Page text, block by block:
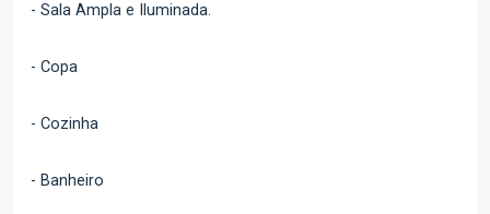
- Sala Ampla e Iluminada.
- Copa
- Cozinha
- Banheiro